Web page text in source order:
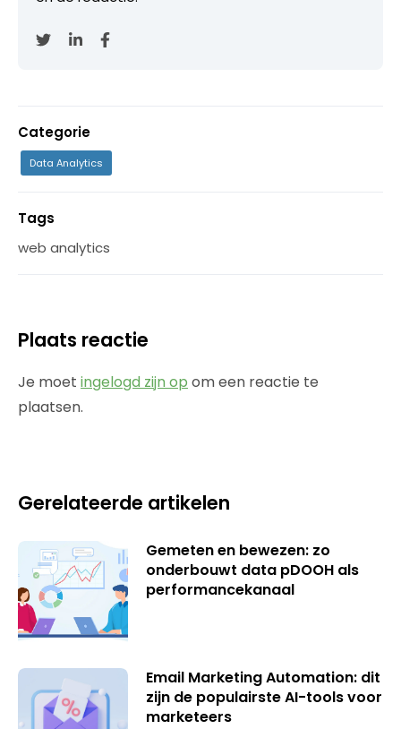
Categorie
Data Analytics
Tags
web analytics
Plaats reactie
Je moet ingelogd zijn op om een reactie te
plaatsen.
Gerelateerde artikelen
Gemeten en bewezen: zo
onderbouwt data pDOOH als
performancekanaal
Email Marketing Automation: dit
zijn de populairste AI-tools voor
marketeers